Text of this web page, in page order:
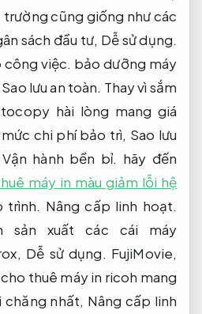
cũng giống như các
sách đầu tư, Dễ sử dụng.
công việc. bảo dưỡng máy
Sao lưu an toàn. Thay vì sắm
hài lòng mang giá
chi phí bảo trì, Sao lưu
Vận hành bền bỉ. hãy đến
máy in màu giảm lỗi hệ
trình. Nâng cấp linh hoạt.
sản xuất các cái máy
Dễ sử dụng. FujiMovie,
cho thuê máy in ricoh mang
nhất, Nâng cấp linh